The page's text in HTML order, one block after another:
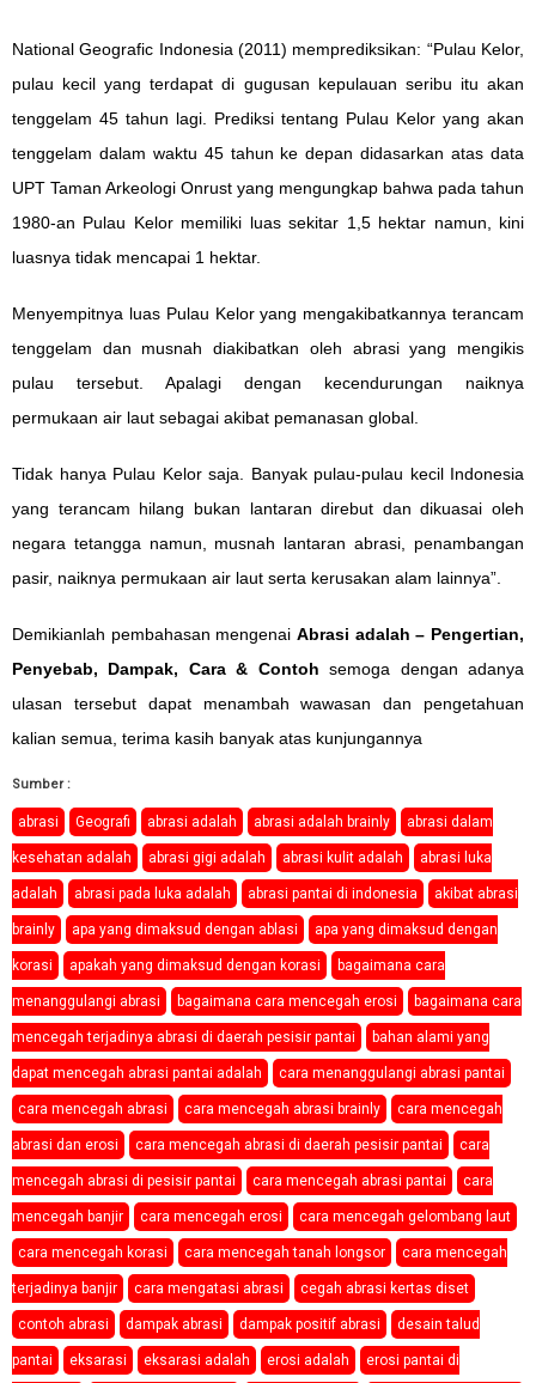
National Geografic Indonesia (2011) memprediksikan: “Pulau Kelor,
pulau kecil yang terdapat di gugusan kepulauan seribu itu akan
tenggelam 45 tahun lagi. Prediksi tentang Pulau Kelor yang akan
tenggelam dalam waktu 45 tahun ke depan didasarkan atas data
UPT Taman Arkeologi Onrust yang mengungkap bahwa pada tahun
1980-an Pulau Kelor memiliki luas sekitar 1,5 hektar namun, kini
luasnya tidak mencapai 1 hektar.
Menyempitnya luas Pulau Kelor yang mengakibatkannya terancam
tenggelam dan musnah diakibatkan oleh abrasi yang mengikis
pulau tersebut. Apalagi dengan kecendurungan naiknya
permukaan air laut sebagai akibat pemanasan global.
Tidak hanya Pulau Kelor saja. Banyak pulau-pulau kecil Indonesia
yang terancam hilang bukan lantaran direbut dan dikuasai oleh
negara tetangga namun, musnah lantaran abrasi, penambangan
pasir, naiknya permukaan air laut serta kerusakan alam lainnya”.
Demikianlah pembahasan mengenai Abrasi adalah – Pengertian,
Penyebab, Dampak, Cara & Contoh semoga dengan adanya
ulasan tersebut dapat menambah wawasan dan pengetahuan
kalian semua, terima kasih banyak atas kunjungannya
Sumber :
abrasi Geografi abrasi adalah abrasi adalah brainly abrasi dalam
kesehatan adalah abrasi gigi adalah abrasi kulit adalah abrasi luka
adalah abrasi pada luka adalah abrasi pantai di indonesia akibat abrasi
brainly apa yang dimaksud dengan ablasi apa yang dimaksud dengan
korasi apakah yang dimaksud dengan korasi bagaimana cara
menanggulangi abrasi bagaimana cara mencegah erosi bagaimana cara
mencegah terjadinya abrasi di daerah pesisir pantai bahan alami yang
dapat mencegah abrasi pantai adalah cara menanggulangi abrasi pantai
cara mencegah abrasi cara mencegah abrasi brainly cara mencegah
abrasi dan erosi cara mencegah abrasi di daerah pesisir pantai cara
mencegah abrasi di pesisir pantai cara mencegah abrasi pantai cara
mencegah banjir cara mencegah erosi cara mencegah gelombang laut
cara mencegah korasi cara mencegah tanah longsor cara mencegah
terjadinya banjir cara mengatasi abrasi cegah abrasi kertas diset
contoh abrasi dampak abrasi dampak positif abrasi desain talud
pantai eksarasi eksarasi adalah erosi adalah erosi pantai di